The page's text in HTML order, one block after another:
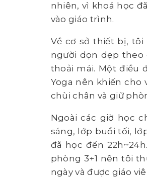
nhiên, vì khoá học
vào giáo trình.
Về cơ sở thiết bị,
người dọn dẹp theo
thoải mái. Một điều
Yoga nên khiến cho
chùi chân và giữ
Ngoài các giờ học
sáng, lớp buổi tối,
đã học đến
phòng 3+1 nên tôi
ngày và được giáo